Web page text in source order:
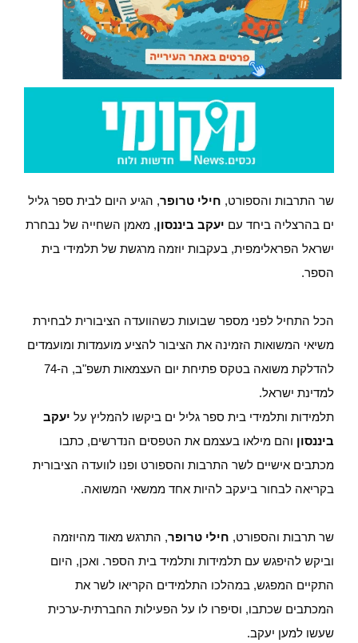
שר התרבות והספורט, חילי טרופר, הגיע היום לבית ספר גליל
ים בהרצליה ביחד עם יעקב ביננסון, מאמן השחייה של נבחרת
ישראל הפראלימפית, בעקבות יוזמה מרגשת של תלמידי בית
הספר.
הכל התחיל לפני מספר שבועות כשהוועדה הציבורית לבחירת
משיאי המשואות הזמינה את הציבור להציע מועמדות ומועמדים
להדלקת משואה בטקס פתיחת יום העצמאות תשפ"ב, ה-74
למדינת ישראל.
תלמידות ותלמידי בית ספר גליל ים ביקשו להמליץ על יעקב
ביננסון והם מילאו בעצמם את הטפסים הנדרשים, כתבו
מכתבים אישיים לשר התרבות והספורט ופנו לוועדה הציבורית
בקריאה לבחור ביעקב להיות אחד ממשאי המשואה.
שר תרבות והספורט, חילי טרופר, התרגש מאוד מהיוזמה
וביקש להיפגש עם תלמידות ותלמיד בית הספר. ואכן, היום
התקיים המפגש, במהלכו התלמידים הקריאו לשר את
המכתבים שכתבו, וסיפרו לו על הפעילות החברתית-ערכית
שעשו למען יעקב.